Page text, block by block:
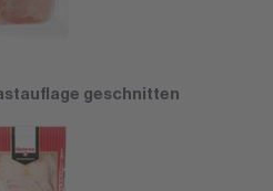
geschnitten